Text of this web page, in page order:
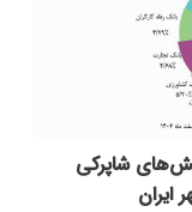
شاپرکی